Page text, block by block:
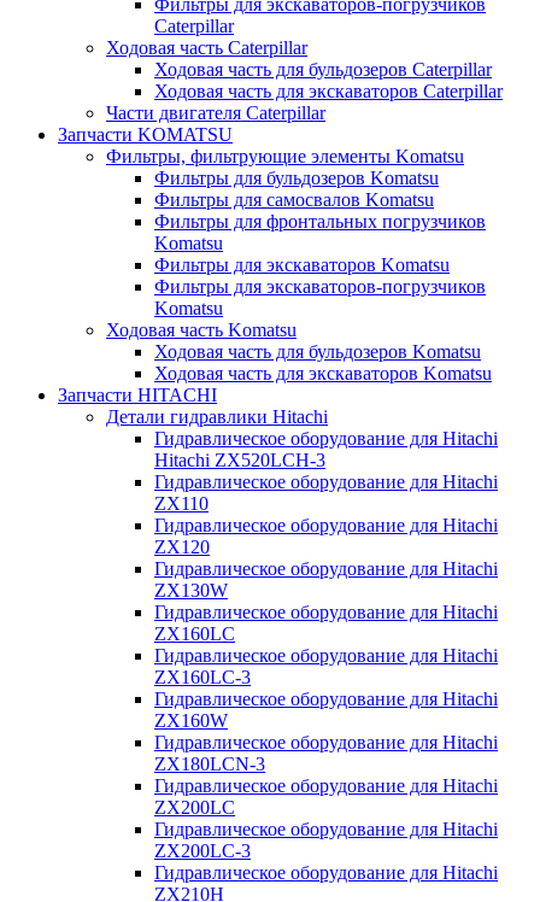
Фильтры для экскаваторов-погрузчиков
Caterpillar
Ходовая часть Caterpillar
Ходовая часть для бульдозеров Caterpillar
Ходовая часть для экскаваторов Caterpillar
Части двигателя Caterpillar
Запчасти KOMATSU
Фильтры, фильтрующие элементы Komatsu
Фильтры для бульдозеров Komatsu
Фильтры для самосвалов Komatsu
Фильтры для фронтальных погрузчиков
Komatsu
Фильтры для экскаваторов Komatsu
Фильтры для экскаваторов-погрузчиков
Komatsu
Ходовая часть Komatsu
Ходовая часть для бульдозеров Komatsu
Ходовая часть для экскаваторов Komatsu
Запчасти HITACHI
Детали гидравлики Hitachi
Гидравлическое оборудование для Hitachi
Hitachi ZX520LCH-3
Гидравлическое оборудование для Hitachi
ZX110
Гидравлическое оборудование для Hitachi
ZX120
Гидравлическое оборудование для Hitachi
ZX130W
Гидравлическое оборудование для Hitachi
ZX160LC
Гидравлическое оборудование для Hitachi
ZX160LC-3
Гидравлическое оборудование для Hitachi
ZX160W
Гидравлическое оборудование для Hitachi
ZX180LCN-3
Гидравлическое оборудование для Hitachi
ZX200LC
Гидравлическое оборудование для Hitachi
ZX200LC-3
Гидравлическое оборудование для Hitachi
ZX210H